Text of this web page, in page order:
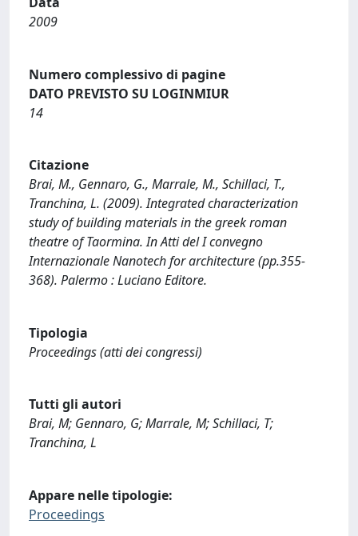
2009
Numero complessivo di pagine
DATO PREVISTO SU LOGINMIUR
14
Citazione
Brai, M., Gennaro, G., Marrale, M., Schillaci, T.,
Tranchina, L. (2009). Integrated characterization
study of building materials in the greek roman
theatre of Taormina. In Atti del I convegno
Internazionale Nanotech for architecture (pp.355-
368). Palermo : Luciano Editore.
Tipologia
Proceedings (atti dei congressi)
Tutti gli autori
Brai, M; Gennaro, G; Marrale, M; Schillaci, T;
Tranchina, L
Appare nelle tipologie:
Proceedings